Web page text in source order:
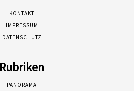
KONTAKT
IMPRESSUM
DATENSCHUTZ
Rubriken
PANORAMA